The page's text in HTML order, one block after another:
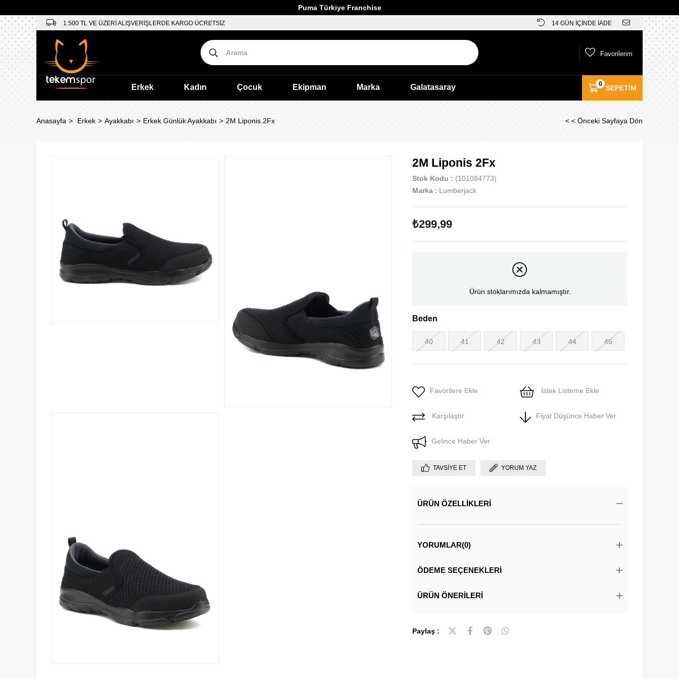
Puma Türkiye Franchise
1.500 TL VE ÜZERİ ALIŞVERİŞLERDE KARGO ÜCRETSİZ 14 GÜN İÇİNDE İADE
SEPETIM
0
Favorilerim
Erkek Kadın Çocuk Ekipman Marka Galatasaray
Anasayfa Erkek Ayakkabı Erkek Günlük Ayakkabı 2M Liponis 2Fx < < Önceki Sayfaya Dön
2M Liponis 2Fx
Stok Kodu
(101084773)
Marka : Lumberjack
₺299,99
Ürün stoklarımızda kalmamıştır.
Beden
40 41 42 43 44 45
Favorilere Ekle İstek Listeme Ekle
Karşılaştır Fiyat Düşünce Haber Ver
Gelince Haber Ver
TAVSIYE ET YORUM YAZ
ÜRÜN ÖZELLIKLERI
YORUMLAR(0)
ÖDEME SEÇENEKLERI
ÜRÜN ÖNERILERI
Paylaş :